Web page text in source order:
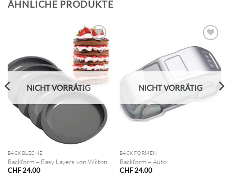
ÄHNLICHE PRODUKTE
NICHT VORRÄTIG
BACKBLECHE
Backform – Easy Layers von Wilton
CHF24.00
NICHT VORRÄTIG
BACKFORMEN
Backform – Auto
CHF24.00